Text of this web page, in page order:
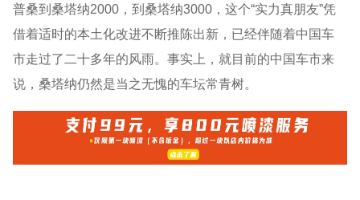
普桑到桑塔纳2000，到桑塔纳3000，这个“实力真朋友”凭
借着适时的本土化改进不断推陈出新，已经伴随着中国车
市走过了二十多年的风雨。事实上，就目前的中国车市来
说，桑塔纳仍然是当之无愧的车坛常青树。